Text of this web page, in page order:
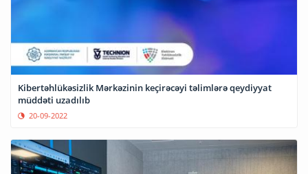
Kibertəhlükəsizlik Mərkəzinin keçirəcəyi təlimlərə qeydiyyat
müddəti uzadılıb
20-09-2022